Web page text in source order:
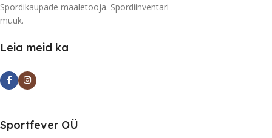
Spordikaupade maaletooja. Spordiinventari
müük.
Leia meid ka
Sportfever OÜ